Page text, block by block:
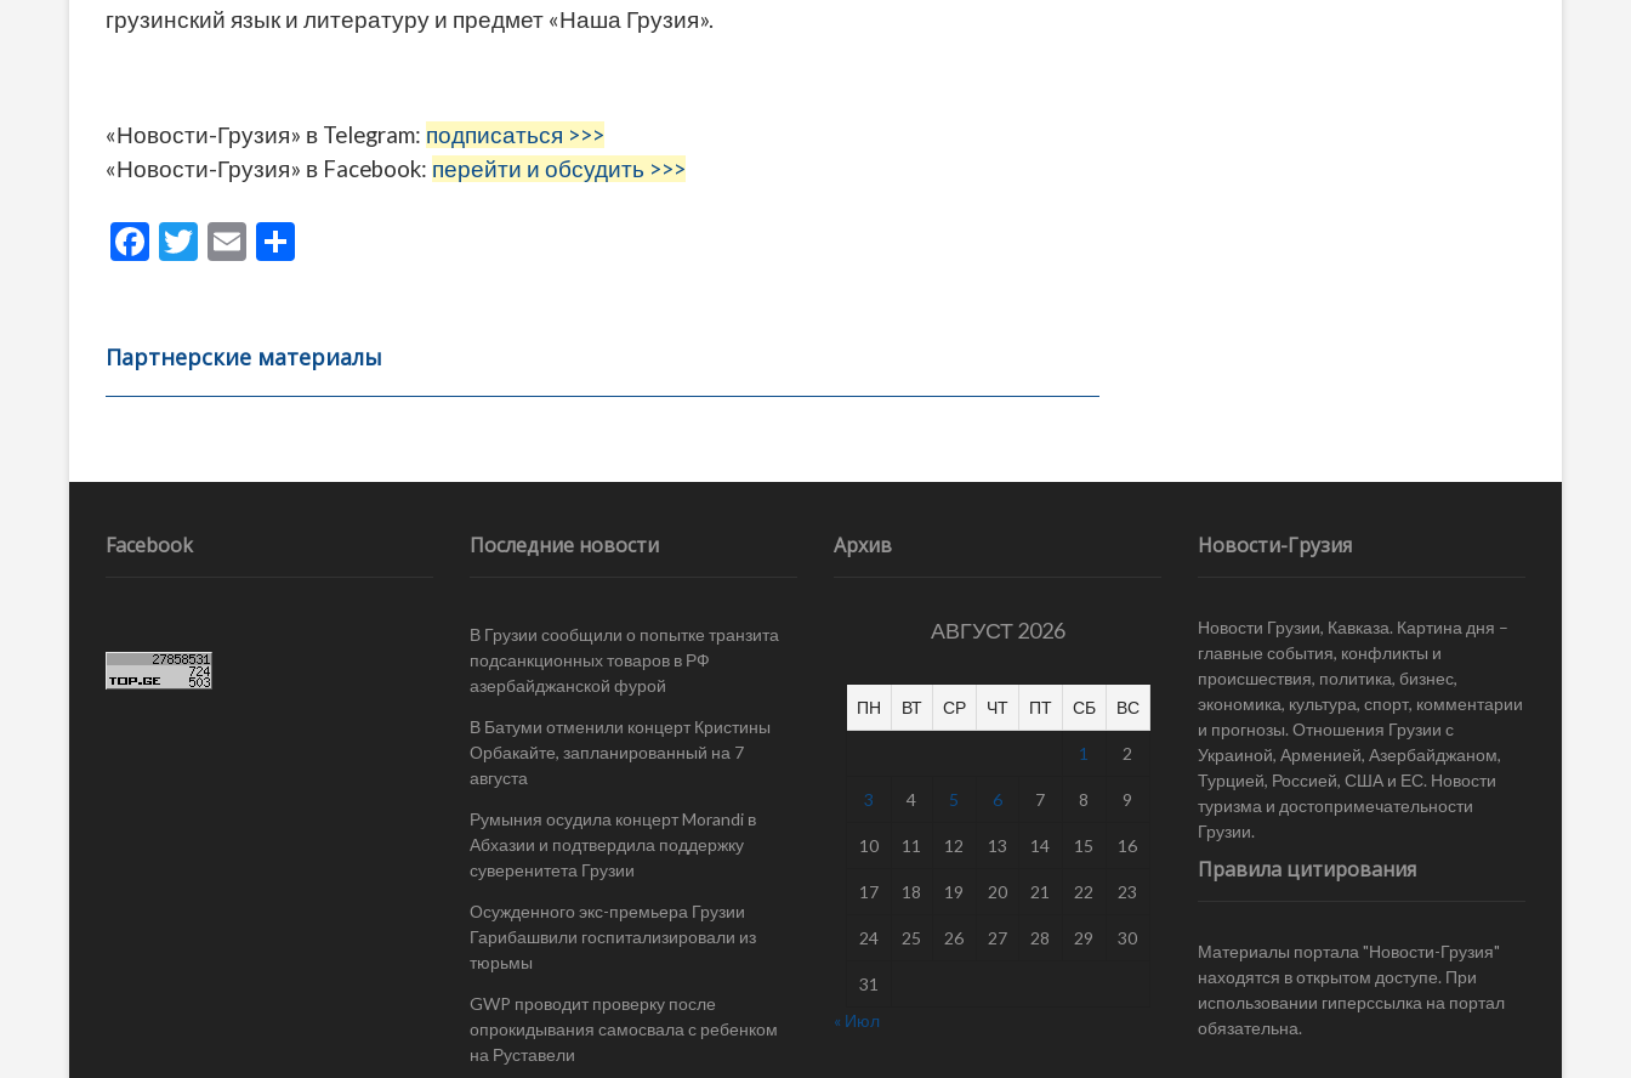
грузинский язык и литературу и предмет «Наша Грузия».
«Новости-Грузия» в Telegram: подписаться >>>
«Новости-Грузия» в Facebook: перейти и обсудить >>>
F
b
o
k
T
er
E
l
а
в
ть
Партнерские материалы
Навигация
записям
Facebook Последние новости
В Грузии сообщили о попытке транзита
подсанкционных товаров в РФ
азербайджанской фурой
В Батуми отменили концерт Кристины
Орбакайте, запланированный на 7
августа
Румыния осудила концерт Morandi в
Абхазии и подтвердила поддержку
суверенитета Грузии
Осужденного экс-премьера Грузии
Гарибашвили госпитализировали из
тюрьмы
GWP проводит проверку после
опрокидывания самосвала с ребенком
на Руставели
Архив
АВГУСТ 2026
ПН ВТ СР ЧТ ПТ СБ ВС
1 2
3 4 5 6 7 8 9
10 11 12 13 14 15 16
17 18 19 20 21 22 23
24 25 26 27 28 29 30
31
« Июл
Новости-Грузия
Новости Грузии, Кавказа. Картина дня –
главные события, конфликты и
происшествия, политика, бизнес,
экономика, культура, спорт, комментарии
и прогнозы. Отношения Грузии с
Украиной, Арменией, Азербайджаном,
Турцией, Россией, США и ЕС. Новости
туризма и достопримечательности
Грузии.
Правила цитирования
Материалы портала "Новости-Грузия"
находятся в открытом доступе. При
использовании гиперссылка на портал
обязательна.